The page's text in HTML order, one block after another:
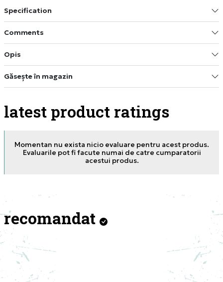
Specification
Comments
Opis
Găsește în magazin
latest product ratings
Momentan nu exista nicio evaluare pentru acest produs.
Evaluarile pot fi facute numai de catre cumparatorii
acestui produs.
recomandat